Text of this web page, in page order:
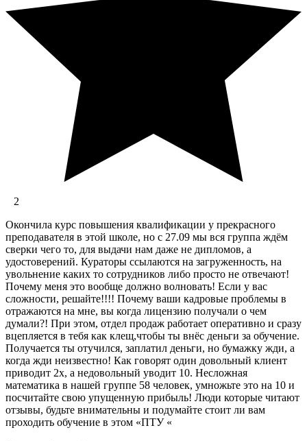
2
Окончила курс повышения квалификации у прекрасного
преподавателя в этой школе, но с 27.09 мы вся группа ждём
сверки чего то, для выдачи нам даже не дипломов, а
удостоверений. Кураторы ссылаются на загруженность, на
увольнение каких то сотрудников либо просто не отвечают!
Почему меня это вообще должно волновать! Если у вас
сложности, решайте!!!! Почему ваши кадровые проблемы в
отражаются на мне, вы когда лицензию получали о чем
думали?! При этом, отдел продаж работает оперативно и сразу
вцепляется в тебя как клещ,чтобы ты внёс деньги за обучение.
Получается ты отучился, заплатил деньги, но бумажку жди, а
когда жди неизвестно! Как говорят один довольный клиент
приводит 2х, а недовольный уводит 10. Несложная
математика в нашей группе 58 человек, умножьте это на 10 и
посчитайте свою упущенную прибыль! Люди которые читают
отзывы, будьте внимательны и подумайте стоит ли вам
проходить обучение в этом «ПТУ «